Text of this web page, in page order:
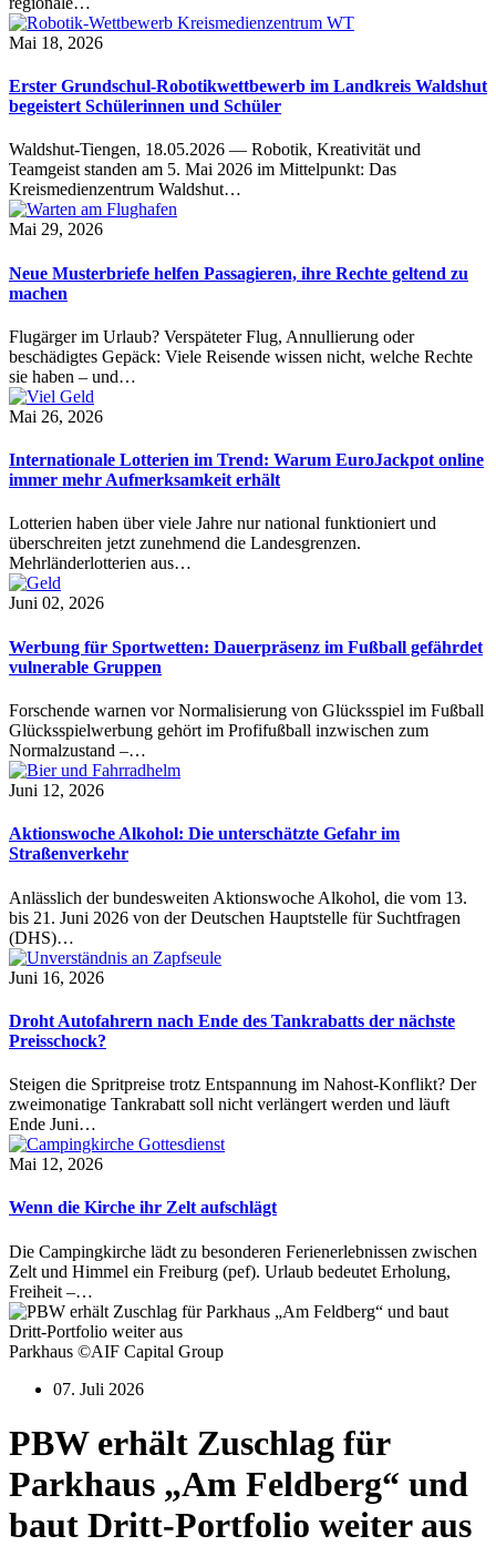
Mai 18, 2026
Erster Grundschul-Robotikwettbewerb im Landkreis Waldshut
begeistert Schülerinnen und Schüler
Waldshut-Tiengen, 18.05.2026 — Robotik, Kreativität und
Teamgeist standen am 5. Mai 2026 im Mittelpunkt: Das
Kreismedienzentrum Waldshut…
Mai 29, 2026
Neue Musterbriefe helfen Passagieren, ihre Rechte geltend zu
machen
Flugärger im Urlaub? Verspäteter Flug, Annullierung oder
beschädigtes Gepäck: Viele Reisende wissen nicht, welche Rechte
sie haben – und…
Mai 26, 2026
Internationale Lotterien im Trend: Warum EuroJackpot online
immer mehr Aufmerksamkeit erhält
Lotterien haben über viele Jahre nur national funktioniert und
überschreiten jetzt zunehmend die Landesgrenzen.
Mehrländerlotterien aus…
Juni 02, 2026
Werbung für Sportwetten: Dauerpräsenz im Fußball gefährdet
vulnerable Gruppen
Forschende warnen vor Normalisierung von Glücksspiel im Fußball
Glücksspielwerbung gehört im Profifußball inzwischen zum
Normalzustand –…
Juni 12, 2026
Aktionswoche Alkohol: Die unterschätzte Gefahr im
Straßenverkehr
Anlässlich der bundesweiten Aktionswoche Alkohol, die vom 13.
bis 21. Juni 2026 von der Deutschen Hauptstelle für Suchtfragen
(DHS)…
Juni 16, 2026
Droht Autofahrern nach Ende des Tankrabatts der nächste
Preisschock?
Steigen die Spritpreise trotz Entspannung im Nahost-Konflikt? Der
zweimonatige Tankrabatt soll nicht verlängert werden und läuft
Ende Juni…
Mai 12, 2026
Wenn die Kirche ihr Zelt aufschlägt
Die Campingkirche lädt zu besonderen Ferienerlebnissen zwischen
Zelt und Himmel ein Freiburg (pef). Urlaub bedeutet Erholung,
Freiheit –…
Parkhaus ©AIF Capital Group
07. Juli 2026
PBW erhält Zuschlag für
Parkhaus „Am Feldberg“ und
baut Dritt-Portfolio weiter aus